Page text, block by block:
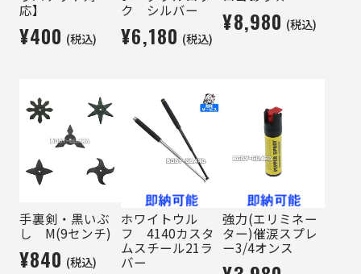
応】
¥400 (税込)
ク シルバー
¥6,180 (税込)
¥8,980 (税込)
手裏剣・黒いぶ
し M(9センチ)
¥840 (税込)
ホワイトウル
フ 4140カスタ
ムスチール21ラ
バー
強力(エリミネー
ター)催涙スプレ
ー3/4オンス